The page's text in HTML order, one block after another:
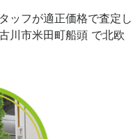
ッフが適正価格で査定し
川市米田町船頭 で北欧